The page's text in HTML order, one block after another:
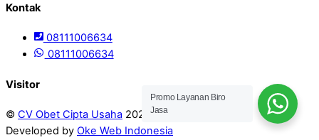
Kontak
08111006634
08111006634
Visitor
© CV Obet Cipta Usaha 2026
Developed by Oke Web Indonesia
Promo Layanan Biro
Jasa